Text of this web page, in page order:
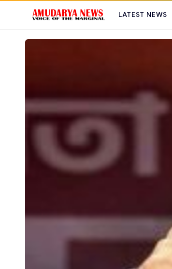
LATEST NEWS